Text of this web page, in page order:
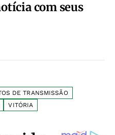
com seus
DE TRANSMISSÃO
VITÓRIA